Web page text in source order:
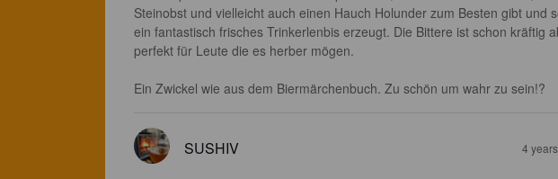
Steinobst und vielleicht auch einen Hauch Holunder zum Besten gibt und
ein fantastisch frisches Trinkerlenbis erzeugt. Die Bittere ist schon kräftig
perfekt für Leute die es herber mögen.
Ein Zwickel wie aus dem Biermärchenbuch. Zu schön um wahr zu sein!?
SUSHIV 4